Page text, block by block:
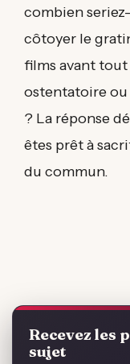
combien
côtoyer le
films avant
ostentatoire
? La réponse
êtes prêt à
du commun.
Recevez les
sujet